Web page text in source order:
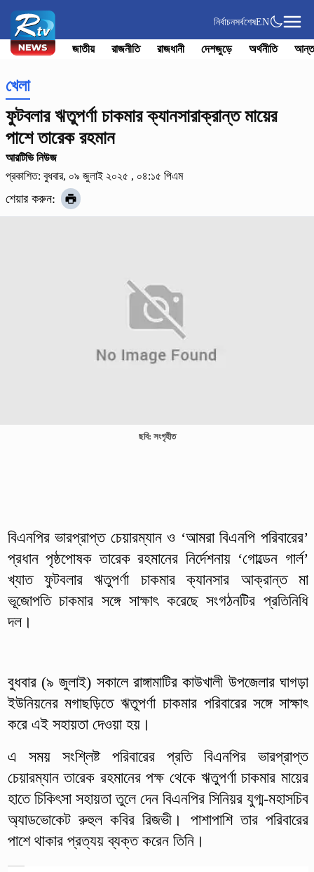
নির্বাচনসর্বশেষEN
জাতীয় রাজনীতি রাজধানী দেশজুড়ে অর্থনীতি
খেলা
ফুটবলার ঋতুপর্ণা চাকমার ক্যানসারাক্রান্ত মায়ের
পাশে তারেক রহমান
আরটিভি নিউজ
প্রকাশিত: বুধবার, ০৯ জুলাই ২০২৫ , ০৪:১৫ পিএম
শেয়ার করুন:
ছবি: সংগৃহীত
বিএনপির ভারপ্রাপ্ত চেয়ারম্যান ও ‘আমরা বিএনপি পরিবারের’
প্রধান পৃষ্ঠপোষক তারেক রহমানের নির্দেশনায় ‘গোল্ডেন গার্ল’
খ্যাত ফুটবলার ঋতুপর্ণা চাকমার ক্যানসার আক্রান্ত মা
ভূজোপতি চাকমার সঙ্গে সাক্ষাৎ করেছে সংগঠনটির প্রতিনিধি
দল।
বুধবার (৯ জুলাই) সকালে রাঙ্গামাটির কাউখালী উপজেলার ঘাগড়া
ইউনিয়নের মগাছড়িতে ঋতুপর্ণা চাকমার পরিবারের সঙ্গে সাক্ষাৎ
করে এই সহায়তা দেওয়া হয়।
এ সময় সংশ্লিষ্ট পরিবারের প্রতি বিএনপির ভারপ্রাপ্ত
চেয়ারম্যান তারেক রহমানের পক্ষ থেকে ঋতুপর্ণা চাকমার মায়ের
হাতে চিকিৎসা সহায়তা তুলে দেন বিএনপির সিনিয়র যুগ্ম-মহাসচিব
অ্যাডভোকেট রুহুল কবির রিজভী। পাশাপাশি তার পরিবারের
পাশে থাকার প্রত্যয় ব্যক্ত করেন তিনি।